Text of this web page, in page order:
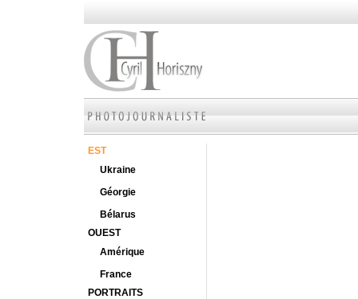
EST
Ukraine
Géorgie
Bélarus
OUEST
Amérique
France
PORTRAITS